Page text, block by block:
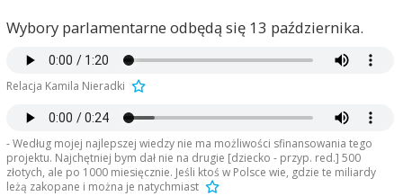
Wybory parlamentarne odbędą się 13 października.
Relacja Kamila Nieradki
- Według mojej najlepszej wiedzy nie ma możliwości sfinansowania tego
projektu. Najchętniej bym dał nie na drugie [dziecko - przyp. red.] 500
złotych, ale po 1000 miesięcznie. Jeśli ktoś w Polsce wie, gdzie te miliardy
leżą zakopane i można je natychmiast
Wasi rodzice dostaną cenami, czyli gigantyczna
komunizmu .... kolejna opłata emigracyjna.......
dzień dobry POLSKO
do wyborów
Jan Kowalski 2019-10-02, godz. 20:36
EJJ TY